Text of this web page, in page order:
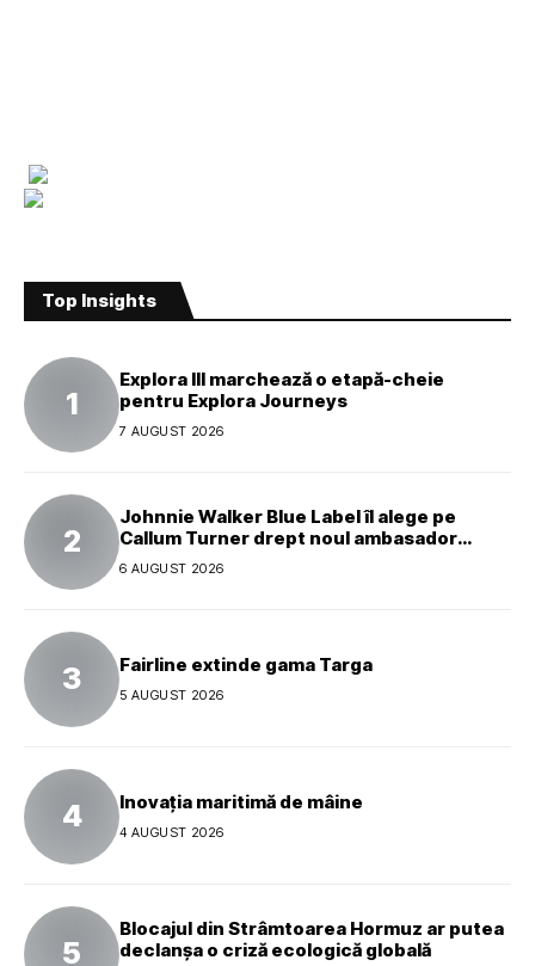
Top Insights
Explora III marchează o etapă-cheie
pentru Explora Journeys
7 AUGUST 2026
Johnnie Walker Blue Label îl alege pe
Callum Turner drept noul ambasador
global al mărcii
6 AUGUST 2026
Fairline extinde gama Targa
5 AUGUST 2026
Inovația maritimă de mâine
4 AUGUST 2026
Blocajul din Strâmtoarea Hormuz ar putea
declanșa o criză ecologică globală